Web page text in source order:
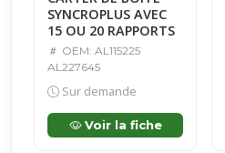
SYNCROPLUS AVEC
15 OU 20 RAPPORTS
OEM: AL115225
AL227645
Sur demande
Voir la fiche